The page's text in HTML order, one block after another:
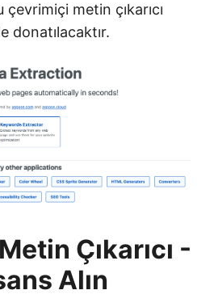
çevrimiçi metin çıkarıcı
donatılacaktır.
Çıkarıcı -
Alın